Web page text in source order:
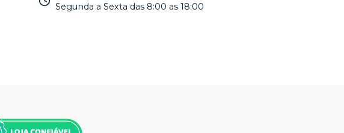
Segunda a Sexta das 8:00 as 18:00